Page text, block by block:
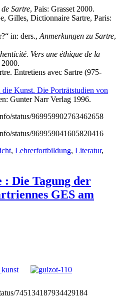
Sartre, Pais: Grasset 2000.
Gilles, Dictionnaire Sartre, Paris:
in: ders., Anmerkungen zu Sartre,
Vers une éthique de la
Entretiens avec Sartre (975-
die Kunst. Die Porträtstudien von
Gunter Narr Verlag 1996.
status/969959902763462658
status/969959041605820416
, Lehrerfortbildung, Literatur,
: Die Tagung der
GES am
745134187934429184